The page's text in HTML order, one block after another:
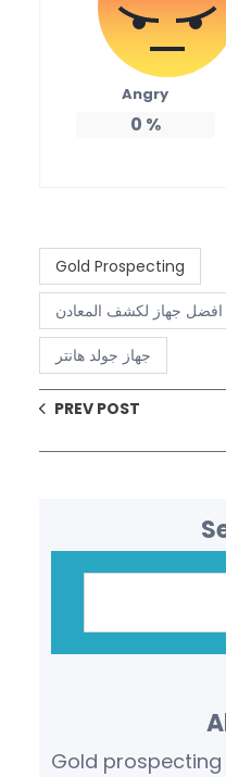
Angry
0 %
Gold Prospecting
افضل جهاز لكشف المعادن
جهاز جولد هانتر
PREV POST
Gold